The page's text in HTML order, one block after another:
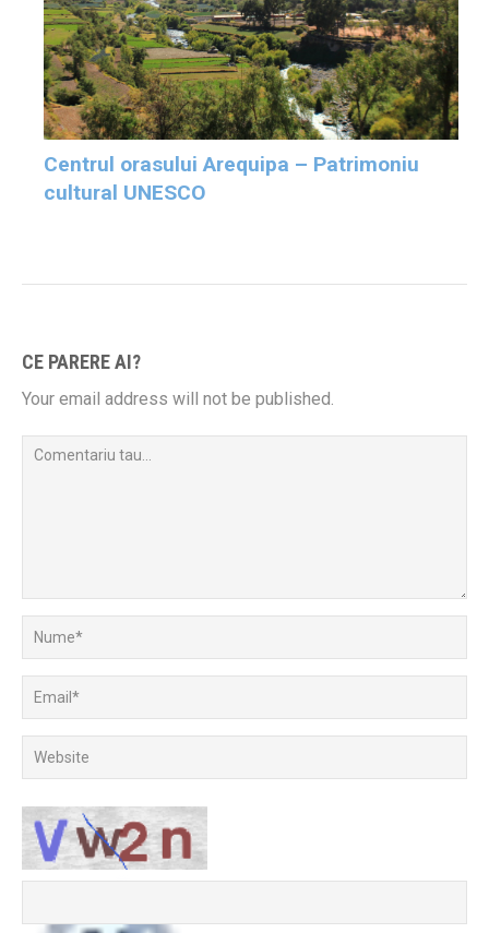
Centrul orasului Arequipa – Patrimoniu
cultural UNESCO
CE PARERE AI?
Your email address will not be published.